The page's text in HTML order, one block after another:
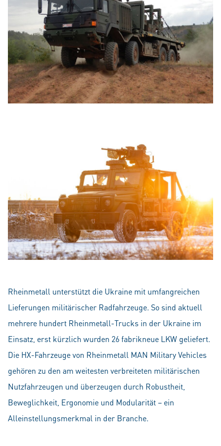
Rheinmetall unterstützt die Ukraine mit umfangreichen
Lieferungen militärischer Radfahrzeuge. So sind aktuell
mehrere hundert Rheinmetall-Trucks in der Ukraine im
Einsatz, erst kürzlich wurden 26 fabrikneue LKW geliefert.
Die HX-Fahrzeuge von Rheinmetall MAN Military Vehicles
gehören zu den am weitesten verbreiteten militärischen
Nutzfahrzeugen und überzeugen durch Robustheit,
Beweglichkeit, Ergonomie und Modularität – ein
Alleinstellungsmerkmal in der Branche.